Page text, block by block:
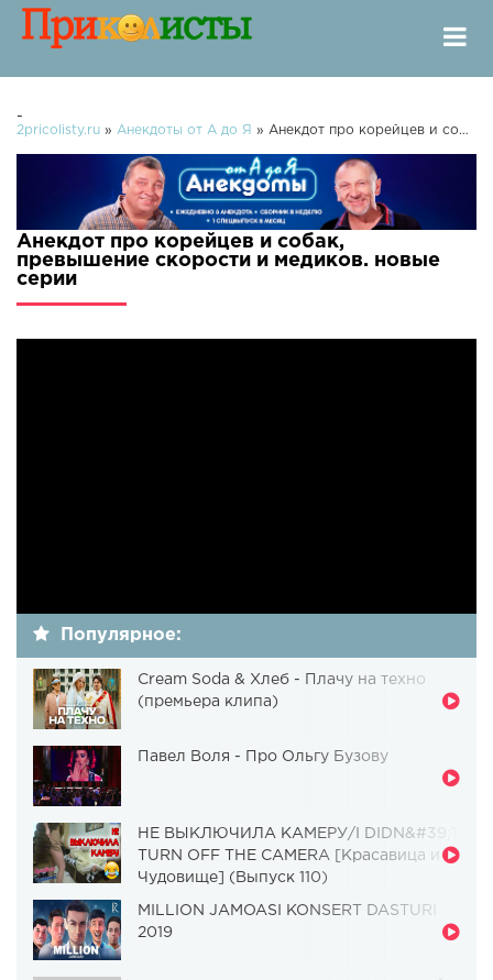
-
2pricolisty.ru » Анекдоты от А до Я » Анекдот про корейцев и собак, превышение скорости и медиков.
Анекдот про корейцев и собак,
превышение скорости и медиков. новые
серии
Популярное:
Cream Soda & Хлеб - Плачу на техно
(премьера клипа)
Павел Воля - Про Ольгу Бузову
НЕ ВЫКЛЮЧИЛА КАМЕРУ/I DIDN&#39;T
TURN OFF THE CAMERA [Красавица и
Чудовище] (Выпуск 110)
MILLION JAMOASI KONSERT DASTURI
2019